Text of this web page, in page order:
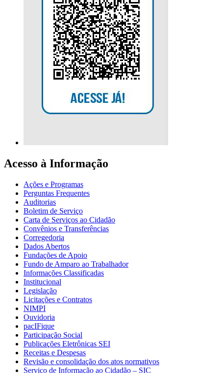
Acesso à Informação
Ações e Programas
Perguntas Frequentes
Auditorias
Boletim de Serviço
Carta de Serviços ao Cidadão
Convênios e Transferências
Corregedoria
Dados Abertos
Fundações de Apoio
Fundo de Amparo ao Trabalhador
Informações Classificadas
Institucional
Legislação
Licitações e Contratos
NIMPI
Ouvidoria
pacIFique
Participação Social
Publicações Eletrônicas SEI
Receitas e Despesas
Revisão e consolidação dos atos normativos
Serviço de Informação ao Cidadão – SIC